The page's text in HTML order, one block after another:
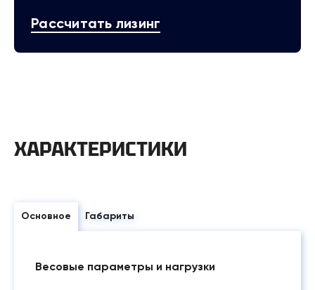
Рассчитать лизинг
ХАРАКТЕРИСТИКИ
Основное Габариты
Весовые параметры и нагрузки